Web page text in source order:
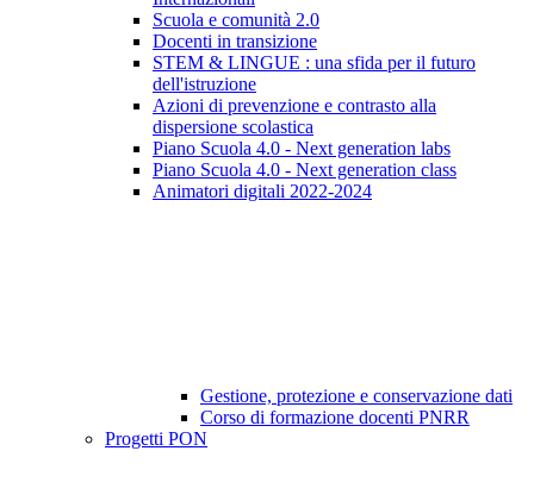
Scuola e comunità 2.0
Docenti in transizione
STEM & LINGUE : una sfida per il futuro
dell'istruzione
Azioni di prevenzione e contrasto alla
dispersione scolastica
Piano Scuola 4.0 - Next generation labs
Piano Scuola 4.0 - Next generation class
Animatori digitali 2022-2024
Gestione, protezione e conservazione dati
Corso di formazione docenti PNRR
Progetti PON